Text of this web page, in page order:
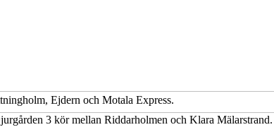
Ejdern och Motala Express.